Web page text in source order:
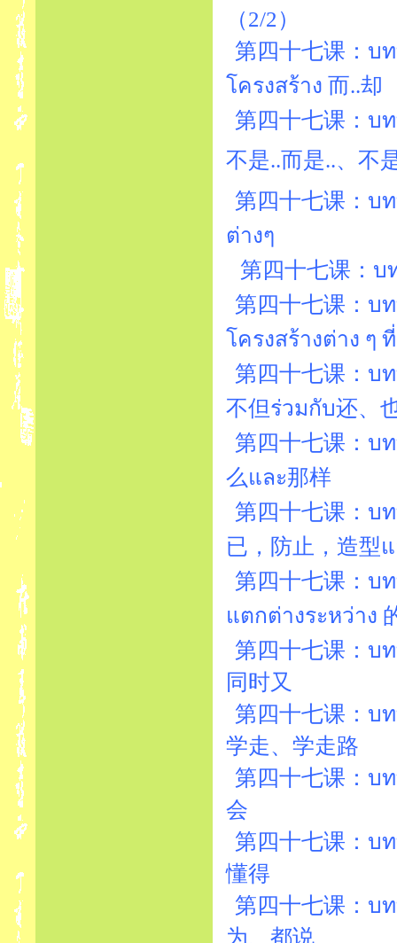
（2/2）
第四十七课：บ
โครงสร้าง 而..却
第四十七课：บ
第四十七课：บ
ต่างๆ
第四十七课：บ
第四十七课：บ
โครงสร้างต่าง ๆ
第四十七课：บ
不但ร่วมกับ还、
第四十七课：บ
么และ那样
第四十七课：บ
已，防止，造型
第四十七课：บ
แตกต่างระหว่าง
第四十七课：บ
同时又
第四十七课：บ
学走、学走路
第四十七课：บ
会
第四十七课：บ
懂得
第四十七课：บ
为、都说